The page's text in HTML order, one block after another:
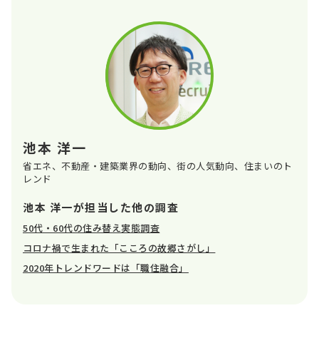
池本 洋一
省エネ、不動産・建築業界の動向、街の人気動向、住まいのト
レンド
池本 洋一が担当した他の調査
50代・60代の住み替え実態調査
コロナ禍で生まれた「こころの故郷さがし」
2020年トレンドワードは「職住融合」